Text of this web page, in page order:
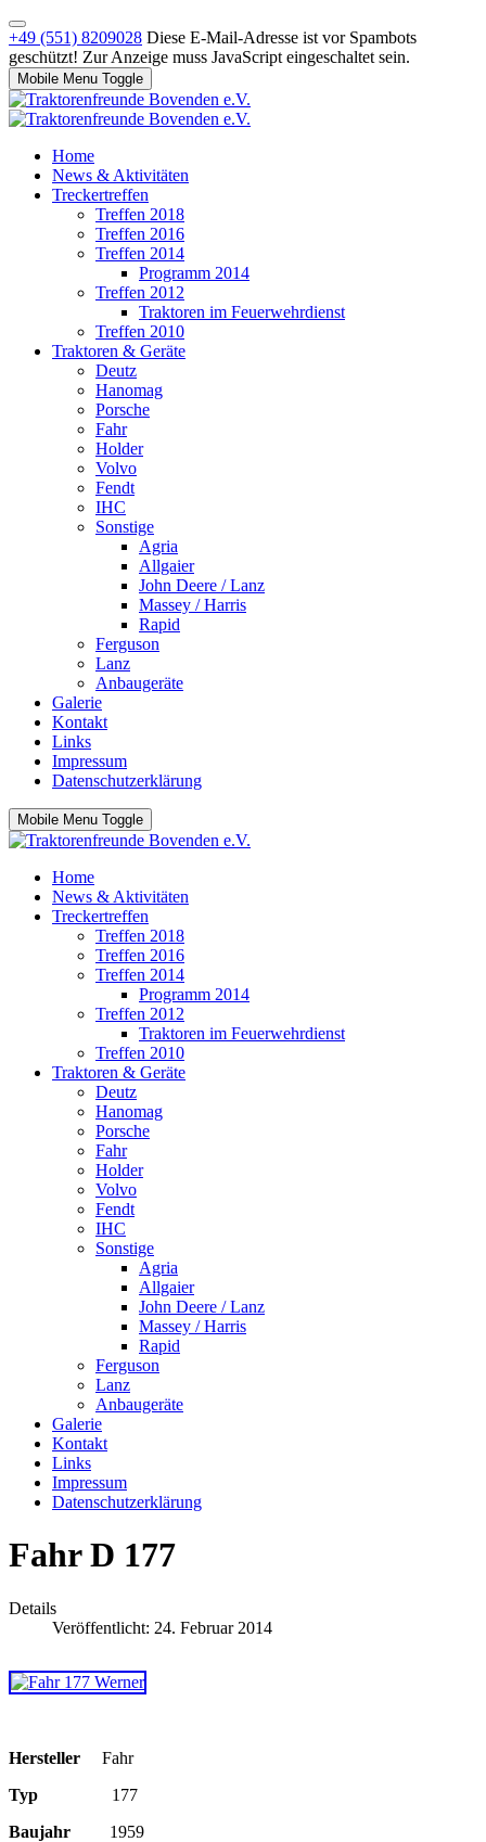
+49 (551) 8209028 Diese E-Mail-Adresse ist vor Spambots
geschützt! Zur Anzeige muss JavaScript eingeschaltet sein.
Mobile Menu Toggle
Home
News & Aktivitäten
Treckertreffen
Treffen 2018
Treffen 2016
Treffen 2014
Programm 2014
Treffen 2012
Traktoren im Feuerwehrdienst
Treffen 2010
Traktoren & Geräte
Deutz
Hanomag
Porsche
Fahr
Holder
Volvo
Fendt
IHC
Sonstige
Agria
Allgaier
John Deere / Lanz
Massey / Harris
Rapid
Ferguson
Lanz
Anbaugeräte
Galerie
Kontakt
Links
Impressum
Datenschutzerklärung
Mobile Menu Toggle
Home
News & Aktivitäten
Treckertreffen
Treffen 2018
Treffen 2016
Treffen 2014
Programm 2014
Treffen 2012
Traktoren im Feuerwehrdienst
Treffen 2010
Traktoren & Geräte
Deutz
Hanomag
Porsche
Fahr
Holder
Volvo
Fendt
IHC
Sonstige
Agria
Allgaier
John Deere / Lanz
Massey / Harris
Rapid
Ferguson
Lanz
Anbaugeräte
Galerie
Kontakt
Links
Impressum
Datenschutzerklärung
Fahr D 177
Details
Veröffentlicht: 24. Februar 2014
Hersteller
Fahr
Typ
177
Baujahr
1959